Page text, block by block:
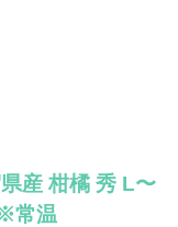
産 柑橘 秀 L〜
常温